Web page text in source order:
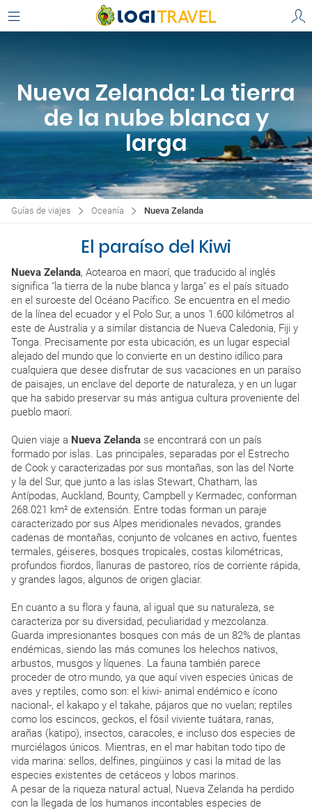
Nueva Zelanda: La tierra
de la nube blanca y
larga
Guías de viajes Oceanía Nueva Zelanda
El paraíso del Kiwi
Nueva Zelanda, Aotearoa en maorí, que traducido al inglés
significa "la tierra de la nube blanca y larga" es el país situado
en el suroeste del Océano Pacífico. Se encuentra en el medio
de la línea del ecuador y el Polo Sur, a unos 1.600 kilómetros al
este de Australia y a similar distancia de Nueva Caledonia, Fiji y
Tonga. Precisamente por esta ubicación, es un lugar especial
alejado del mundo que lo convierte en un destino idílico para
cualquiera que desee disfrutar de sus vacaciones en un paraíso
de paisajes, un enclave del deporte de naturaleza, y en un lugar
que ha sabido preservar su más antigua cultura proveniente del
pueblo maorí.
Quien viaje a Nueva Zelanda se encontrará con un país
formado por islas. Las principales, separadas por el Estrecho
de Cook y caracterizadas por sus montañas, son las del Norte
y la del Sur, que junto a las islas Stewart, Chatham, las
Antípodas, Auckland, Bounty, Campbell y Kermadec, conforman
268.021 km² de extensión. Entre todas forman un paraje
caracterizado por sus Alpes meridionales nevados, grandes
cadenas de montañas, conjunto de volcanes en activo, fuentes
termales, géiseres, bosques tropicales, costas kilométricas,
profundos fiordos, llanuras de pastoreo, ríos de corriente rápida,
y grandes lagos, algunos de origen glaciar.
En cuanto a su flora y fauna, al igual que su naturaleza, se
caracteriza por su diversidad, peculiaridad y mezcolanza.
Guarda impresionantes bosques con más de un 82% de plantas
endémicas, siendo las más comunes los helechos nativos,
arbustos, musgos y líquenes. La fauna también parece
proceder de otro mundo, ya que aquí viven especies únicas de
aves y reptiles, como son: el kiwi- animal endémico e ícono
nacional-, el kakapo y el takahe, pájaros que no vuelan; reptiles
como los escincos, geckos, el fósil viviente tuátara, ranas,
arañas (katipo), insectos, caracoles, e incluso dos especies de
murciélagos únicos. Mientras, en el mar habitan todo tipo de
vida marina: sellos, delfines, pingüinos y casi la mitad de las
especies existentes de cetáceos y lobos marinos.
A pesar de la riqueza natural actual, Nueva Zelanda ha perdido
con la llegada de los humanos incontables especies de